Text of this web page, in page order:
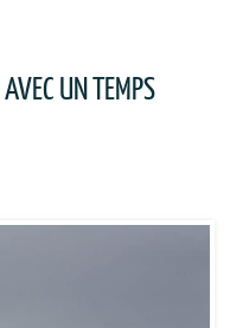
UN TEMPS